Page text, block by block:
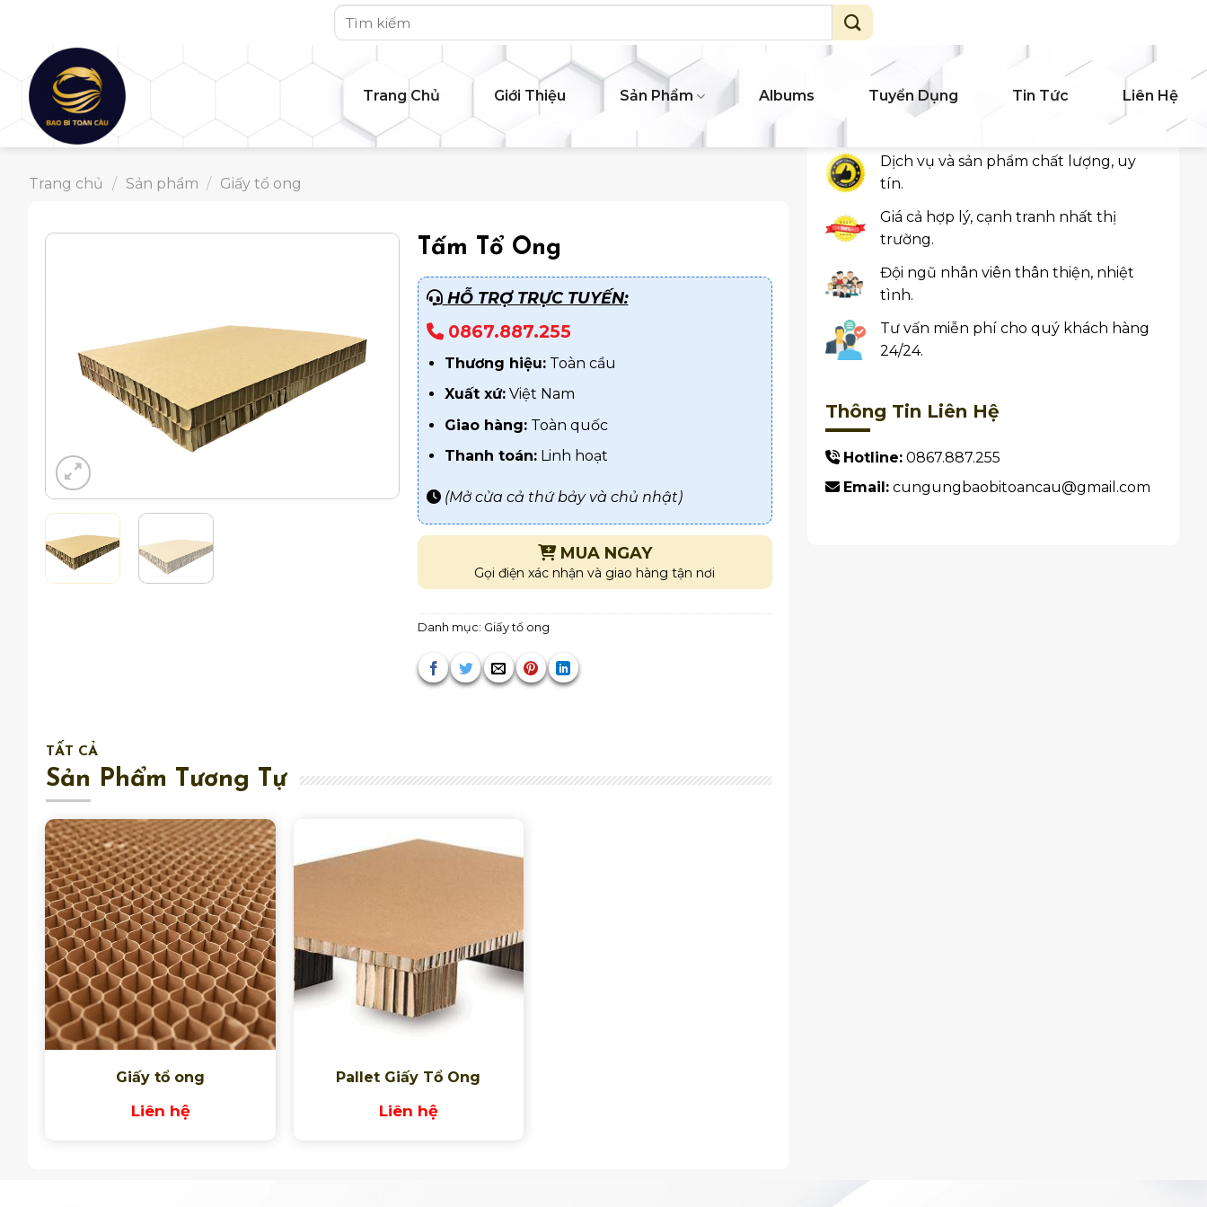
content
Tìm
kiếm:
Trang Chủ Giới Thiệu Sản Phẩm Albums Tuyển Dụng Tin Tức Liên Hệ
Trang chủ / Sản phẩm / Giấy tổ ong
Cam Kết Khách Hàng
Dịch vụ và sản phẩm chất lượng, uy
tín.
Giá cả hợp lý, cạnh tranh nhất thị
trường.
Đội ngũ nhân viên thân thiện, nhiệt
tình.
Tư vấn miễn phí cho quý khách hàng
24/24.
Thông Tin Liên Hệ
Hotline: 0867.887.255
Email:cungungbaobitoancau@gmail.com
Tấm Tổ Ong
HỖ TRỢ TRỰC TUYẾN:
0867.887.255
Thương hiệu: Toàn cầu
Xuất xứ: Việt Nam
Giao hàng: Toàn quốc
Thanh toán: Linh hoạt
(Mở cửa cả thứ bảy và chủ nhật)
MUA NGAY
Gọi điện xác nhận và giao hàng tận nơi
Danh mục: Giấy tổ ong
TẤT CẢ
Sản Phẩm Tương Tự
Giấy tổ ong
Liên hệ
Pallet Giấy Tổ Ong
Liên hệ